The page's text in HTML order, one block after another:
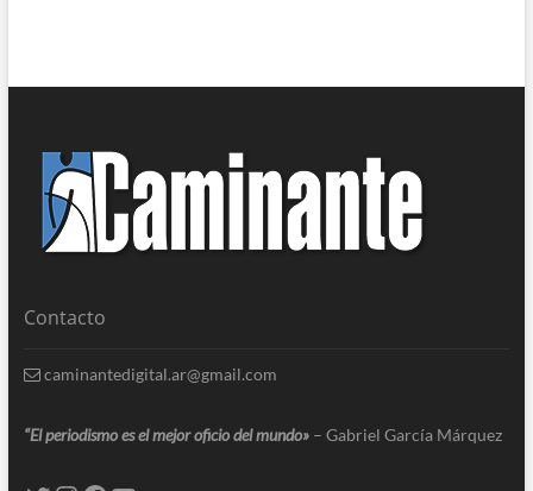
Contacto
caminantedigital.ar@gmail.com
“El periodismo es el mejor oficio del mundo» – Gabriel García Márquez